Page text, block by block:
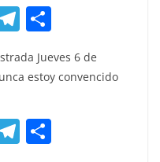
T
el
e
a
m
ar
e
Jueves 6 de
estoy convencido
T